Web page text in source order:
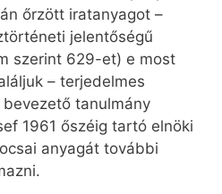
őrzött iratanyagot –
jelentőségű
szerint 629-et) e most
– terjedelmes
tanulmány
1961 őszéig tartó elnöki
anyagát további